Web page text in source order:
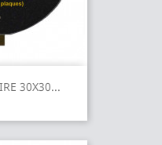
30X30...